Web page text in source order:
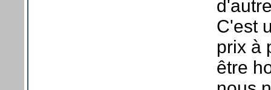
C'est
prix à
être